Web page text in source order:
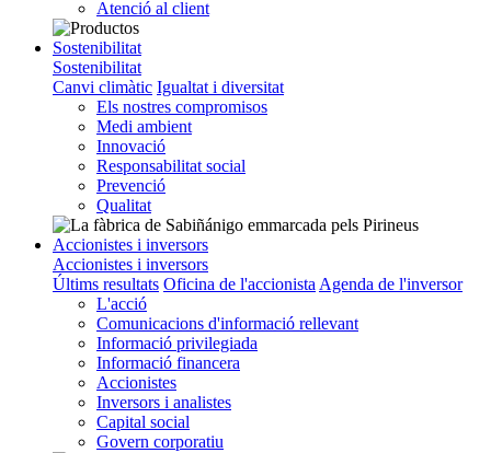
Atenció al client
Sostenibilitat
Sostenibilitat
Canvi climàtic Igualtat i diversitat
Els nostres compromisos
Medi ambient
Innovació
Responsabilitat social
Prevenció
Qualitat
Accionistes i inversors
Accionistes i inversors
Últims resultats Oficina de l'accionista Agenda de l'inversor
L'acció
Comunicacions d'informació rellevant
Informació privilegiada
Informació financera
Accionistes
Inversors i analistes
Capital social
Govern corporatiu